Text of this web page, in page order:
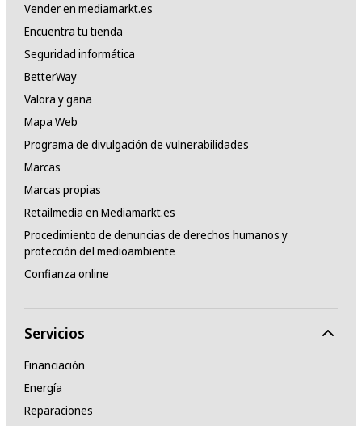
Vender en mediamarkt.es
Encuentra tu tienda
Seguridad informática
BetterWay
Valora y gana
Mapa Web
Programa de divulgación de vulnerabilidades
Marcas
Marcas propias
Retailmedia en Mediamarkt.es
Procedimiento de denuncias de derechos humanos y
protección del medioambiente
Confianza online
Servicios
Financiación
Energía
Reparaciones